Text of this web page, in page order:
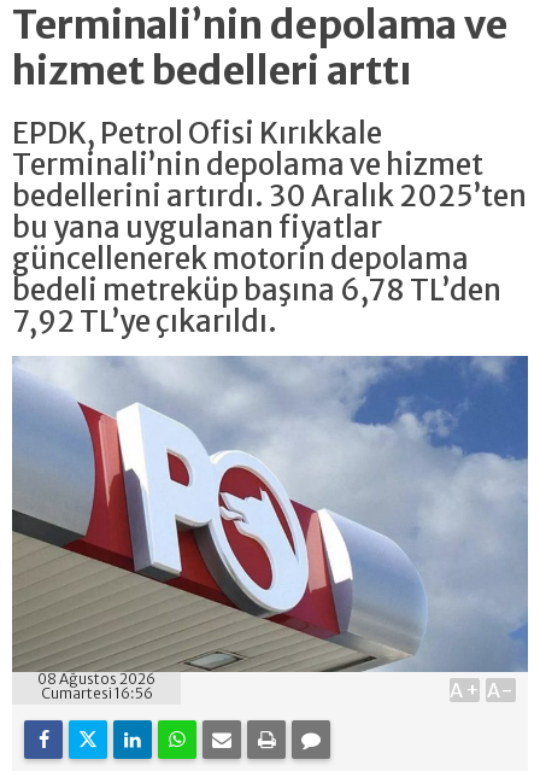
Terminali’nin depolama ve
hizmet bedelleri arttı
EPDK, Petrol Ofisi Kırıkkale
Terminali’nin depolama ve hizmet
bedellerini artırdı. 30 Aralık 2025’ten
bu yana uygulanan fiyatlar
güncellenerek motorin depolama
bedeli metreküp başına 6,78 TL’den
7,92 TL’ye çıkarıldı.
08 Ağustos 2026
Cumartesi 16:56
A+ A-